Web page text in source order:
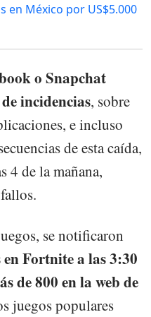
en México por US$5.000
o Snapchat
incidencias, sobre
e incluso
de esta caída,
4 de la mañana,
se notificaron
Fortnite a las 3:30
de 800 en la web de
juegos populares